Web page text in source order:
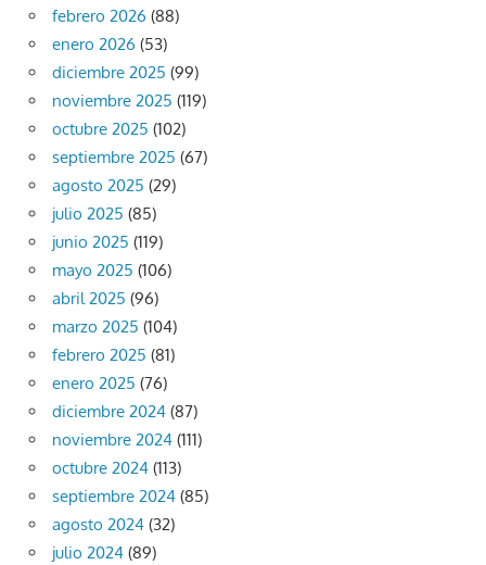
febrero 2026 (88)
enero 2026 (53)
diciembre 2025 (99)
noviembre 2025 (119)
octubre 2025 (102)
septiembre 2025 (67)
agosto 2025 (29)
julio 2025 (85)
junio 2025 (119)
mayo 2025 (106)
abril 2025 (96)
marzo 2025 (104)
febrero 2025 (81)
enero 2025 (76)
diciembre 2024 (87)
noviembre 2024 (111)
octubre 2024 (113)
septiembre 2024 (85)
agosto 2024 (32)
julio 2024 (89)